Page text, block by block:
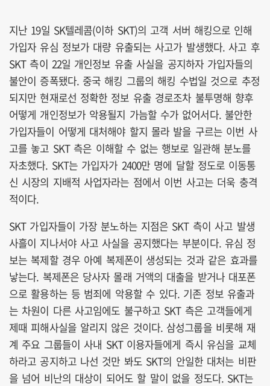
지난 19일 SK텔레콤(이하 SKT)의 고객 서버 해킹으로 인해
가입자 유심 정보가 대량 유출되는 사고가 발생했다. 사고 후
SKT 측이 22일 개인정보 유출 사실을 공지하자 가입자들의
불안이 증폭됐다. 중국 해킹 그룹의 해킹 수법일 것으로 추정
되지만 현재로선 정확한 정보 유출 경로조차 불투명해 향후
어떻게 개인정보가 악용될지 가늠할 수가 없어서다. 불안한
가입자들이 어떻게 대처해야 할지 몰라 발을 구르는 이번 사
고를 놓고 SKT 측은 이해할 수 없는 행보로 일관해 분노를
자초했다. SKT는 가입자가 2400만 명에 달할 정도로 이동통
신 시장의 지배적 사업자라는 점에서 이번 사고는 더욱 충격
적이다.
SKT 가입자들이 가장 분노하는 지점은 SKT 측이 사고 발생
사흘이 지나서야 사고 사실을 공지했다는 부분이다. 유심 정
보는 복제할 경우 아예 복제폰이 생성되는 것과 같은 효과를
낳는다. 복제폰은 당사자 몰래 거액의 대출을 받거나 대포폰
으로 활용하는 등 범죄에 악용할 수 있다. 기존 정보 유출과
는 차원이 다른 사고임에도 불구하고 SKT 측은 고객들에게
제때 피해사실을 알리지 않은 것이다. 삼성그룹을 비롯해 재
계 주요 그룹들이 사내 SKT 이용자들에게 즉시 유심을 교체
하라고 공지하고 나선 것만 봐도 SKT의 안일한 대처는 비판
을 넘어 비난의 대상이 되어도 할 말이 없을 정도다. SKT는